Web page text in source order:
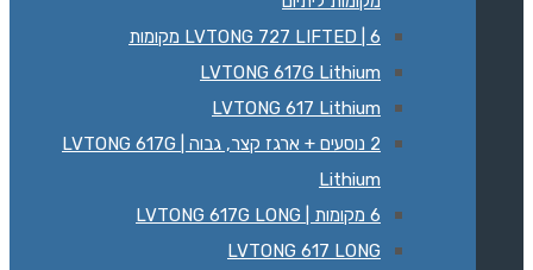
LVTONG 727 LIFTED | 6 מקומות
LVTONG 617G Lithium
LVTONG 617 Lithium
2 נוסעים + ארגז קצר, גבוה | LVTONG 617G
Lithium
6 מקומות | LVTONG 617G LONG
LVTONG 617 LONG